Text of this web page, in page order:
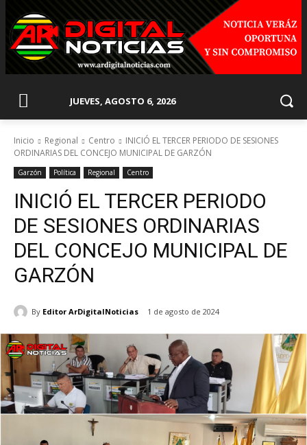
JUEVES, AGOSTO 6, 2026
Inicio Regional Centro
INICIÓ EL TERCER PERIODO DE SESIONES
ORDINARIAS DEL CONCEJO MUNICIPAL DE GARZÓN
Garzón Política Regional Centro
INICIÓ EL TERCER PERIODO
DE SESIONES ORDINARIAS
DEL CONCEJO MUNICIPAL DE
GARZÓN
By Editor ArDigitalNoticias 1 de agosto de 2024